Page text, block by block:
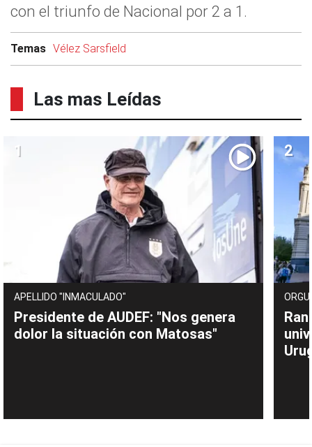
con el triunfo de Nacional por 2 a 1.
Temas Vélez Sarsfield
Las mas Leídas
APELLIDO "INMACULADO"
Presidente de AUDEF: "Nos genera
dolor la situación con Matosas"